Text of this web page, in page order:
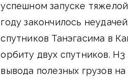
успешном запуске
году закончилось
спутников Танэгасима в
орбиту двух спутников.
вывода полезных грузов